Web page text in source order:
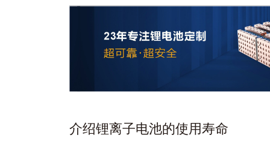
介绍锂离子电池的使用寿命